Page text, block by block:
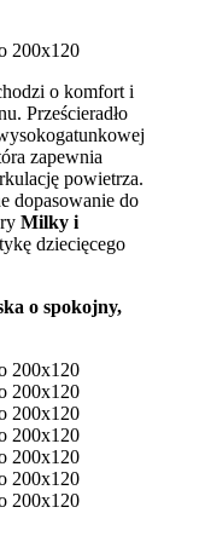
o komfort i
Prześcieradło
zapewnia
powietrza.
dopasowanie do
Milky i
dziecięcego
o spokojny,